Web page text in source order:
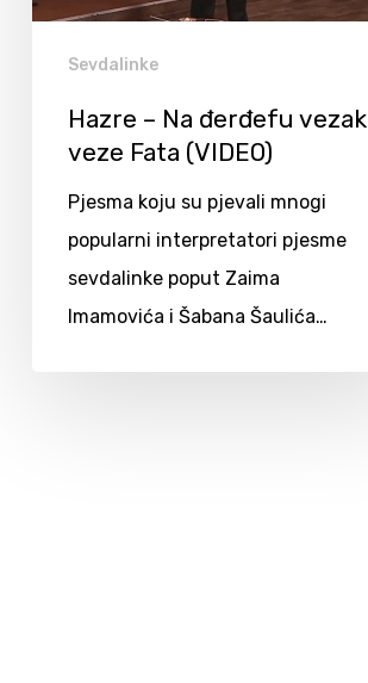
Sevdalinke
Hazre – Na đerđefu vezak
veze Fata (VIDEO)
Pjesma koju su pjevali mnogi
popularni interpretatori pjesme
sevdalinke poput Zaima
Imamovića i Šabana Šaulića…